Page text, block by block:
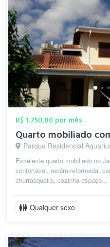
R$ 1.750,00 por mês
Parque Residencial
Excelente quarto mobiliado no
confortável, recém-reformada,
churrasqueira, cozinha espaço...
Qualquer sexo